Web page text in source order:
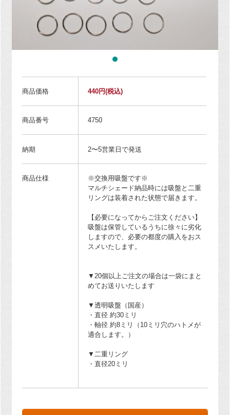
商品価格 440円(税込)
商品番号 4750
納期 2〜5営業日で発送
商品仕様
※交換用吸盤です※
マルチシェード納品時には吸盤と二重
リングは装着された状態で届きます。
【必要になってからご注文ください】
吸盤は保管しているうちに徐々に劣化
しますので、必要の都度の購入をおス
スメいたします。
▼20個以上ご注文の場合は一袋にまと
めてお送りいたします
▼透明吸盤（国産）
・直径 約30ミリ
・軸径 約8ミリ（10ミリ穴のハトメが
適合します。）
▼二重リング
・直径20ミリ